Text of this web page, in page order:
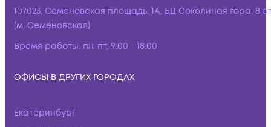
107023, Семёновская площадь, 1А, БЦ Соколиная гора, 8
(м. Семёновская)
Время работы: пн-пт, 9:00 - 18:00
ОФИСЫ В ДРУГИХ ГОРОДАХ
Екатеринбург